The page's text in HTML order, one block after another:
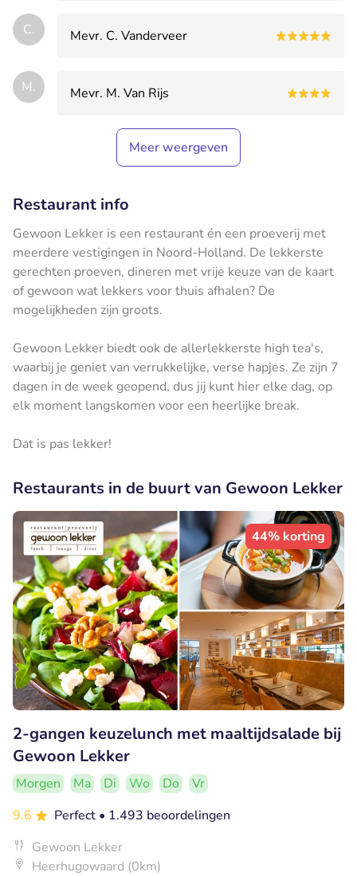
C. Mevr. C. Vanderveer
M. Mevr. M. Van Rijs
Meer weergeven
Restaurant info
Gewoon Lekker is een restaurant én een proeverij met
meerdere vestigingen in Noord-Holland. De lekkerste
gerechten proeven, dineren met vrije keuze van de kaart
of gewoon wat lekkers voor thuis afhalen? De
mogelijkheden zijn groots.
Gewoon Lekker biedt ook de allerlekkerste high tea's,
waarbij je geniet van verrukkelijke, verse hapjes. Ze zijn 7
dagen in de week geopend, dus jij kunt hier elke dag, op
elk moment langskomen voor een heerlijke break.
Dat is pas lekker!
Restaurants in de buurt van Gewoon Lekker
44% korting
2-gangen keuzelunch met maaltijdsalade bij
Gewoon Lekker
Morgen Ma Di Wo Do
Vr
9.6
Perfect • 1.493 beoordelingen
Gewoon Lekker
Heerhugowaard (0km)